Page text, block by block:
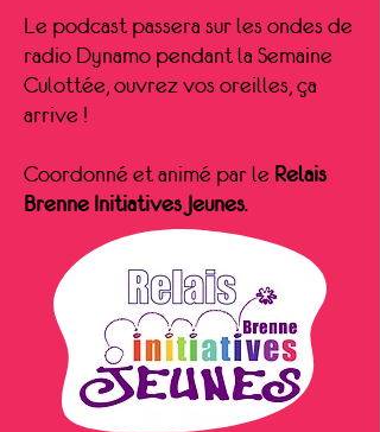
Le podcast passera sur les ondes de
radio Dynamo pendant la Semaine
Culottée, ouvrez vos oreilles, ça
arrive !
Coordonné et animé par le Relais
Brenne Initiatives Jeunes.